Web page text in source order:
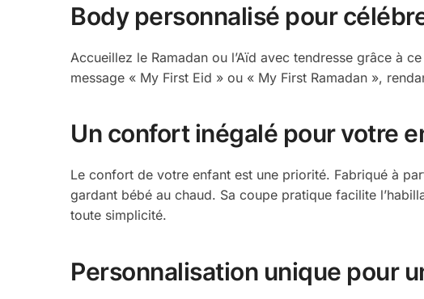
Body personnalisé pour
Accueillez le Ramadan ou l’Aïd avec tendresse grâce à ce
message « My First Eid » ou « My First Ramadan »,
Un confort inégalé pour votre
Le confort de votre enfant est une priorité. Fabriqué à
gardant bébé au chaud. Sa coupe pratique facilite
toute simplicité.
Personnalisation unique pour